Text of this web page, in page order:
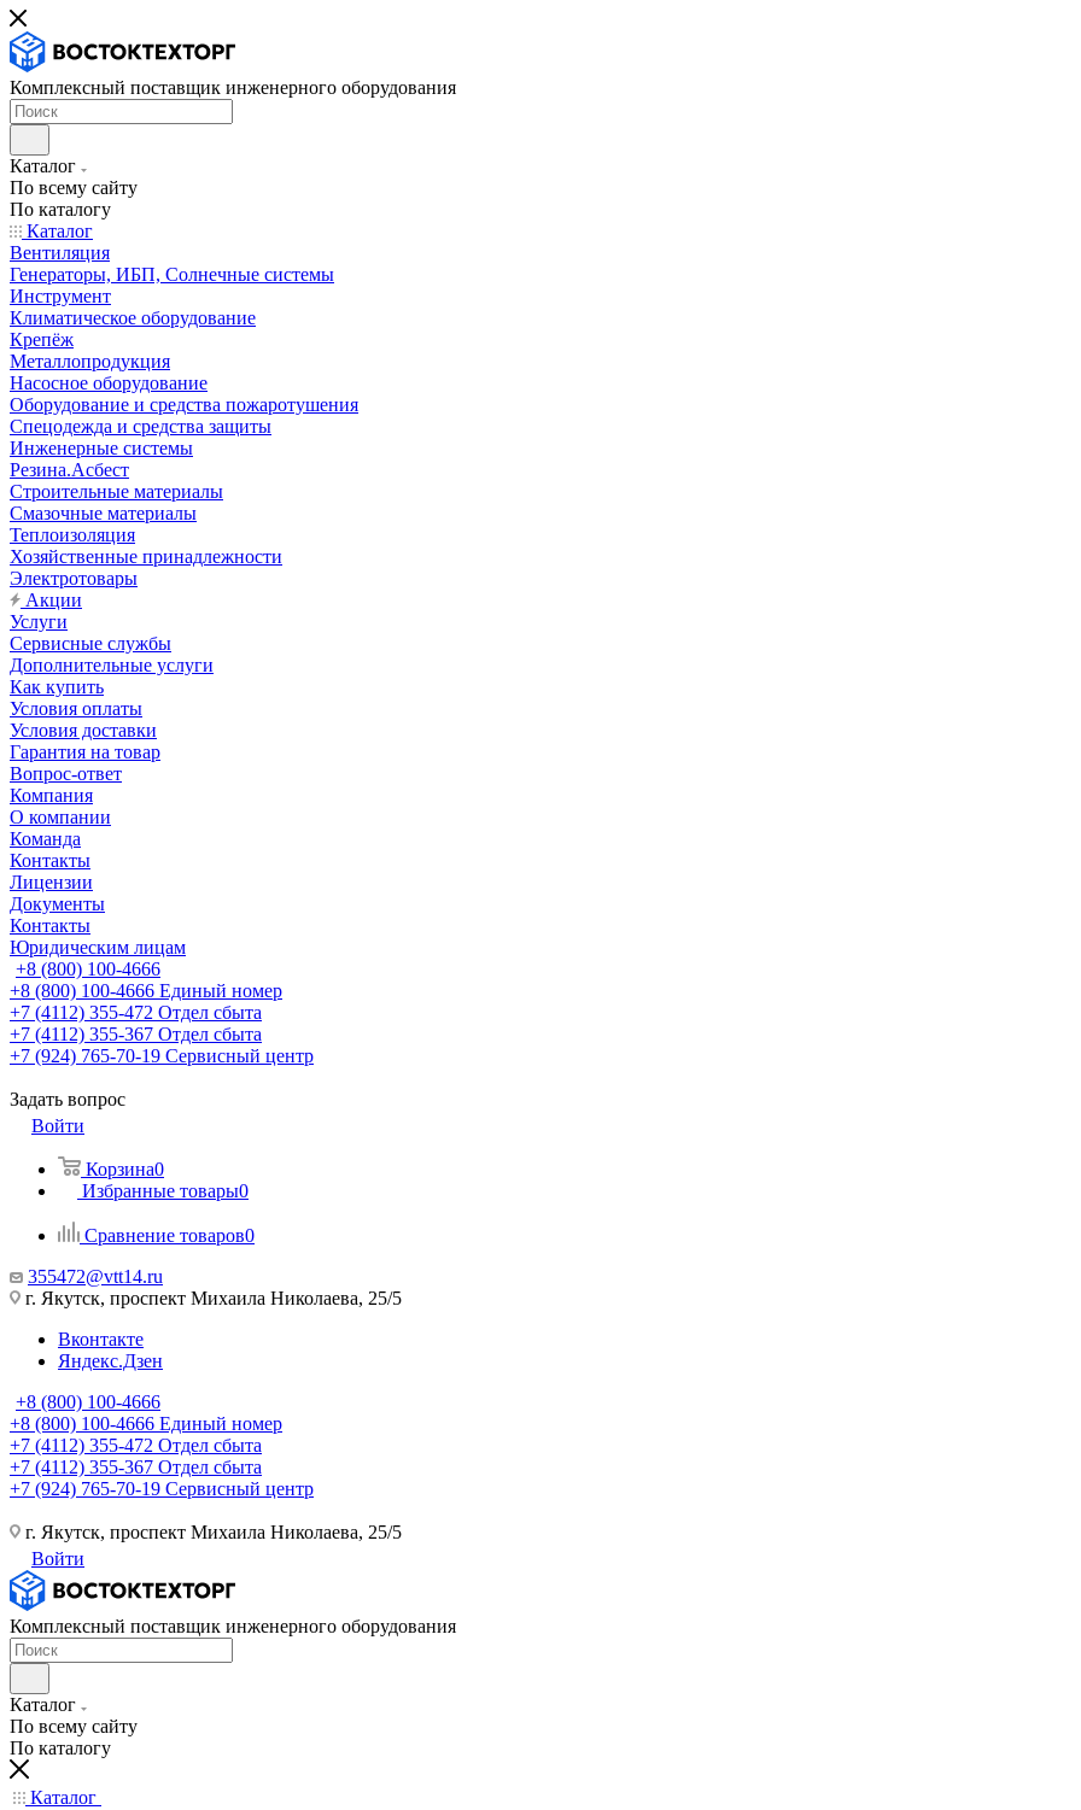
Комплексный поставщик инженерного оборудования
Каталог
По всему сайту
По каталогу
Каталог
Вентиляция
Генераторы, ИБП, Солнечные системы
Инструмент
Климатическое оборудование
Крепёж
Металлопродукция
Насосное оборудование
Оборудование и средства пожаротушения
Спецодежда и средства защиты
Инженерные системы
Резина.Асбест
Строительные материалы
Смазочные материалы
Теплоизоляция
Хозяйственные принадлежности
Электротовары
Акции
Услуги
Сервисные службы
Дополнительные услуги
Как купить
Условия оплаты
Условия доставки
Гарантия на товар
Вопрос-ответ
Компания
О компании
Команда
Контакты
Лицензии
Документы
Контакты
Юридическим лицам
+8 (800) 100-4666
+8 (800) 100-4666 Единый номер
+7 (4112) 355-472 Отдел сбыта
+7 (4112) 355-367 Отдел сбыта
+7 (924) 765-70-19 Сервисный центр
Задать вопрос
Войти
Корзина0
Избранные товары0
Сравнение товаров0
355472@vtt14.ru
г. Якутск, проспект Михаила Николаева, 25/5
Вконтакте
Яндекс.Дзен
+8 (800) 100-4666
+8 (800) 100-4666 Единый номер
+7 (4112) 355-472 Отдел сбыта
+7 (4112) 355-367 Отдел сбыта
+7 (924) 765-70-19 Сервисный центр
г. Якутск, проспект Михаила Николаева, 25/5
Войти
Комплексный поставщик инженерного оборудования
Каталог
По всему сайту
По каталогу
Каталог